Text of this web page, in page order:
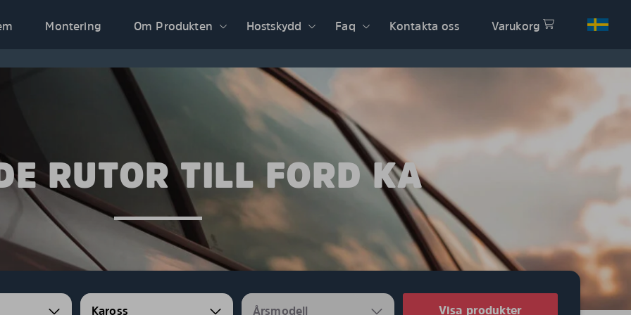
Montering Om Produkten Hostskydd Faq Kontakta oss Varukorg
RUTOR TILL FORD KA
Visa produkter